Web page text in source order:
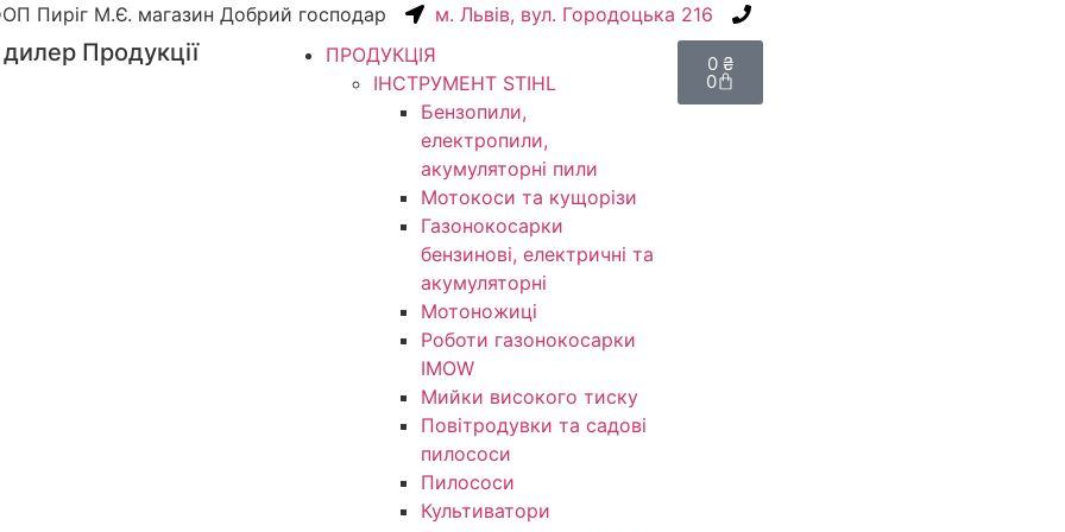
Пиріг М.Є. магазин Добрий господар м. Львів, вул. Городоцька 216
Продукції
ПРОДУКЦІЯ
ІНСТРУМЕНТ STIHL
Бензопили,
електропили,
акумуляторні пили
Мотокоси та кущорізи
Газонокосарки
бензинові, електричні та
акумуляторні
Мотоножиці
Роботи газонокосарки
IMOW
Мийки високого тиску
Повітродувки та садові
пилососи
Пилососи
Культиватори
0 ₴
0